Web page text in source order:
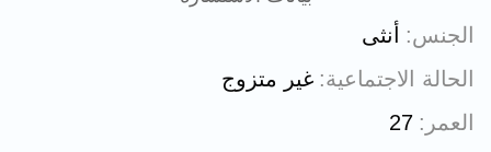
الجنس
أنثى
الحالة الاجتماعية غير متزوج
العمر
27